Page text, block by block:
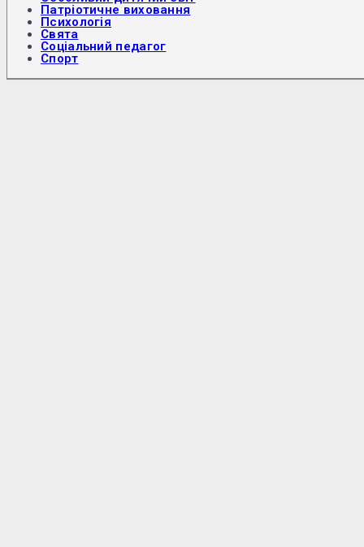
Патріотичне виховання
Психологія
Свята
Соціальний педагог
Спорт